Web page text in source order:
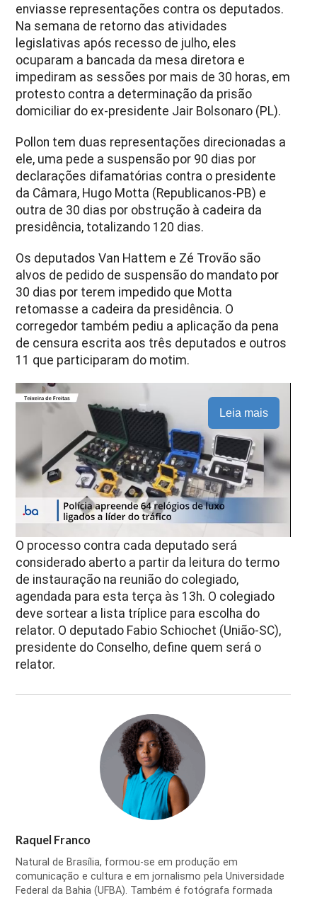
enviasse representações contra os deputados.
Na semana de retorno das atividades
legislativas após recesso de julho, eles
ocuparam a bancada da mesa diretora e
impediram as sessões por mais de 30 horas, em
protesto contra a determinação da prisão
domiciliar do ex-presidente Jair Bolsonaro (PL).
Pollon tem duas representações direcionadas a
ele, uma pede a suspensão por 90 dias por
declarações difamatórias contra o presidente
da Câmara, Hugo Motta (Republicanos-PB) e
outra de 30 dias por obstrução à cadeira da
presidência, totalizando 120 dias.
Os deputados Van Hattem e Zé Trovão são
alvos de pedido de suspensão do mandato por
30 dias por terem impedido que Motta
retomasse a cadeira da presidência. O
corregedor também pediu a aplicação da pena
de censura escrita aos três deputados e outros
11 que participaram do motim.
Leia mais
O processo contra cada deputado será
considerado aberto a partir da leitura do termo
de instauração na reunião do colegiado,
agendada para esta terça às 13h. O colegiado
deve sortear a lista tríplice para escolha do
relator. O deputado Fabio Schiochet (União-SC),
presidente do Conselho, define quem será o
relator.
Raquel Franco
Natural de Brasília, formou-se em produção em
comunicação e cultura e em jornalismo pela Universidade
Federal da Bahia (UFBA). Também é fotógrafa formada